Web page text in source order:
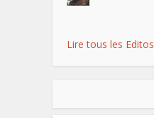
Lire tous les Editos